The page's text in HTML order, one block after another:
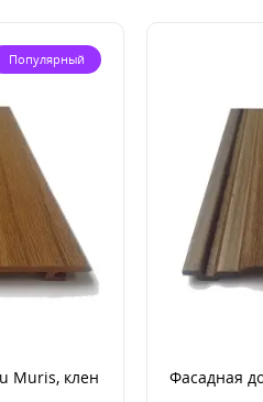
Популярный
Muris, клен Фасадная